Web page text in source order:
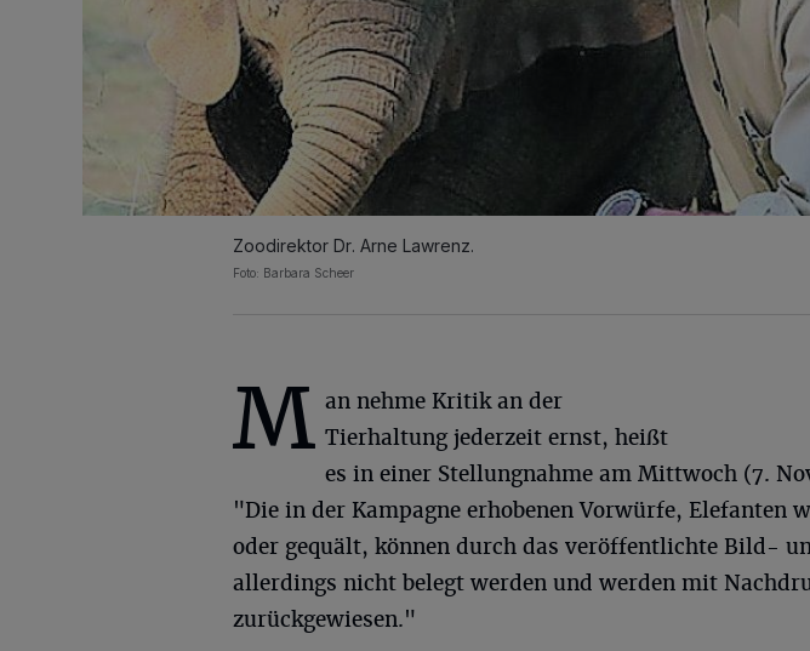
Zoodirektor Dr. Arne Lawrenz.
Foto: Barbara Scheer
M an nehme Kritik an der
Tierhaltung jederzeit ernst, heißt
es in einer Stellungnahme am Mittwoch (7.
"Die in der Kampagne erhobenen Vorwürfe, Elefanten
oder gequält, können durch das veröffentlichte Bild-
allerdings nicht belegt werden und werden mit
zurückgewiesen."